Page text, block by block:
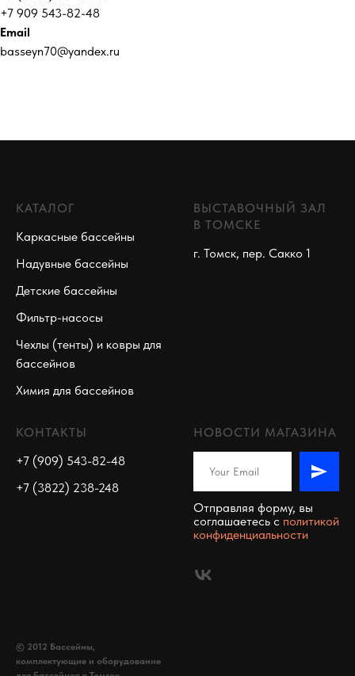
+7 909 543-82-48
Email
basseyn70@yandex.ru
КАТАЛОГ
Каркасные бассейны
Надувные бассейны
Детские бассейны
Фильтр-насосы
Чехлы (тенты) и ковры для
бассейнов
Химия для бассейнов
ВЫСТАВОЧНЫЙ ЗАЛ
В ТОМСКЕ
г. Томск, пер. Сакко 1
КОНТАКТЫ
+7 (909) 543-82-48
+7 (3822) 238-248
НОВОСТИ МАГАЗИНА
Отправляя форму, вы
соглашаетесь c политикой
конфиденциальности
© 2012 Бассейны,
комплектующие и оборудование